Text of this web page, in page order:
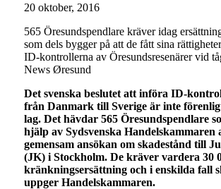
20 oktober, 2016
565 Öresundspendlare kräver idag
som dels bygger på att de fått sina
ID-kontrollerna av Öresundsresenärer vid
News Øresund
Det svenska beslutet att införa ID-
från Danmark till Sverige är inte
lag. Det hävdar 565 Öresundspendlare
hjälp av Sydsvenska Handelskammaren
gemensam ansökan om skadestånd till
(JK) i Stockholm. De kräver vardera 30
kränkningsersättning och i enskilda fall
uppger Handelskammaren.